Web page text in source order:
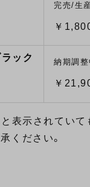
完売/生
￥
ック
納期調
￥
表示されていて
ください。